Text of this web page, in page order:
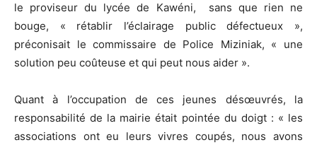
le proviseur du lycée de Kawéni, sans que rien ne
bouge, « rétablir l’éclairage public défectueux »,
préconisait le commissaire de Police Miziniak, « une
solution peu coûteuse et qui peut nous aider ».
Quant à l’occupation de ces jeunes désœuvrés, la
responsabilité de la mairie était pointée du doigt : « les
associations ont eu leurs vivres coupés, nous avons